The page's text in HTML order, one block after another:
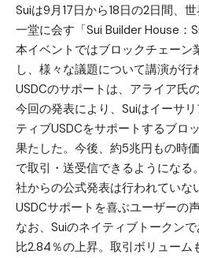
Suiは9月17日から18日の2日間、
一堂に会す「Sui Builder House：
本イベントではブロックチェーン
し、様々な議題について講演が行
USDCのサポートは、アライア氏
今回の発表により、Suiはイーサ
ティブUSDCをサポートするブロ
果たした。今後、約5兆円もの時
で取引・送受信できるようになる
社からの公式発表は行われていな
USDCサポートを喜ぶユーザーの
なお、Suiのネイティブトークン
比2.84％の上昇。取引ボリューム